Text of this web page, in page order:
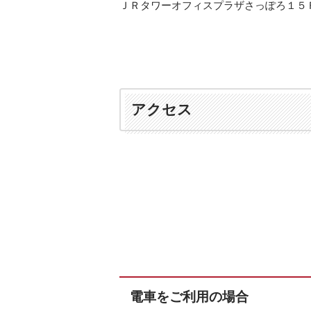
ＪＲタワーオフィスプラザさっぽろ１５
アクセス
電車をご利用の場合